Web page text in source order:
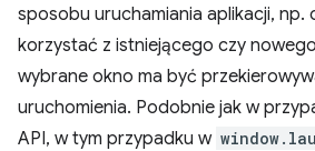
sposobu uruchamiania aplikacji, np.
korzystać z istniejącego czy
wybrane okno ma być
uruchomienia. Podobnie jak w
API, w tym przypadku w